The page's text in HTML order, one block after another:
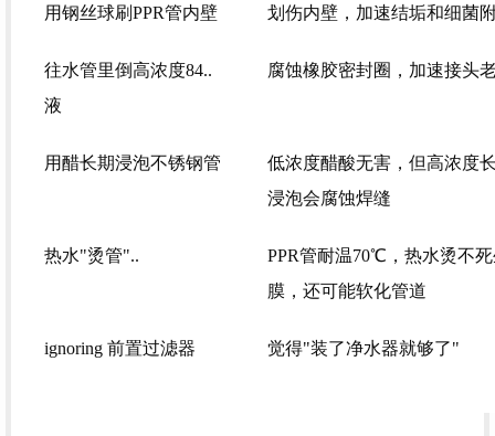
用钢丝球刷PPR管内壁 划伤内壁，加速结垢和细菌
往水管里倒高浓度84..
液
腐蚀橡胶密封圈，加速接头
用醋长期浸泡不锈钢管
低浓度醋酸无害，但高浓度
浸泡会腐蚀焊缝
热水"烫管"..
PPR管耐温70℃，热水烫不
膜，还可能软化管道
ignoring 前置过滤器 觉得"装了净水器就够了"